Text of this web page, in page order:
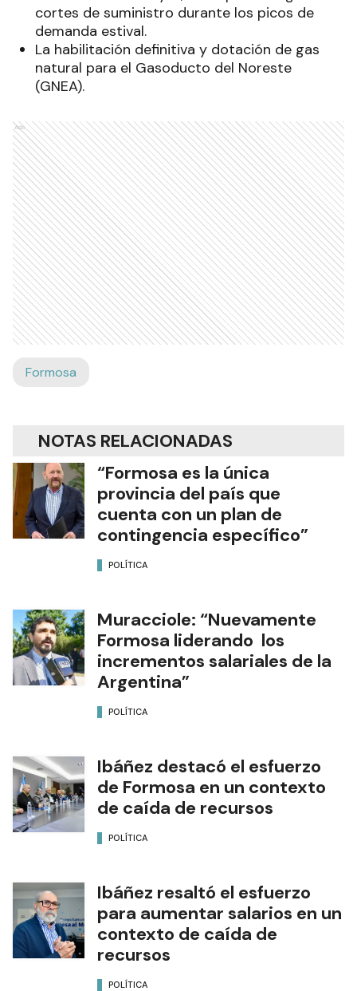
cortes de suministro durante los picos de
demanda estival.
La habilitación definitiva y dotación de gas
natural para el Gasoducto del Noreste
(GNEA).
Ads
Formosa
NOTAS RELACIONADAS
“Formosa es la única
provincia del país que
cuenta con un plan de
contingencia específico”
POLÍTICA
Muracciole: “Nuevamente
Formosa liderando los
incrementos salariales de la
Argentina”
POLÍTICA
Ibáñez destacó el esfuerzo
de Formosa en un contexto
de caída de recursos
POLÍTICA
Ibáñez resaltó el esfuerzo
para aumentar salarios en un
contexto de caída de
recursos
POLÍTICA